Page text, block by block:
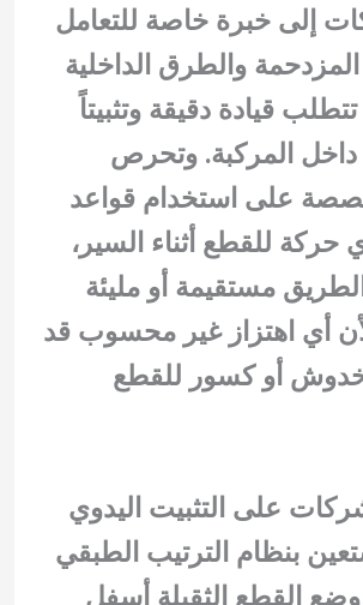
إلى خبرة خاصة للتعامل
والطرق الداخلية
قيادة دقيقة وتثبيتاً
داخل المركبة. وتحرص
على استخدام قواعد
حركة للقطع أثناء السير،
مستقيمة أو مليئة
أي اهتزاز غير محسوب قد
أو كسور للقطع
على التثبيت اليدوي
بنظام الترتيب الطبقي
القطع الثقيلة أسفل